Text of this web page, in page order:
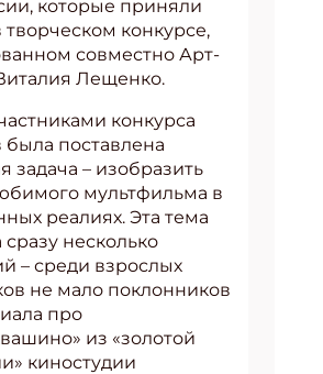
которые приняли
творческом конкурсе,
совместно Арт-
Лещенко.
конкурса
была поставлена
задача – изобразить
мультфильма в
реалиях. Эта тема
несколько
– среди взрослых
не мало поклонников
про
из «золотой
киностудии